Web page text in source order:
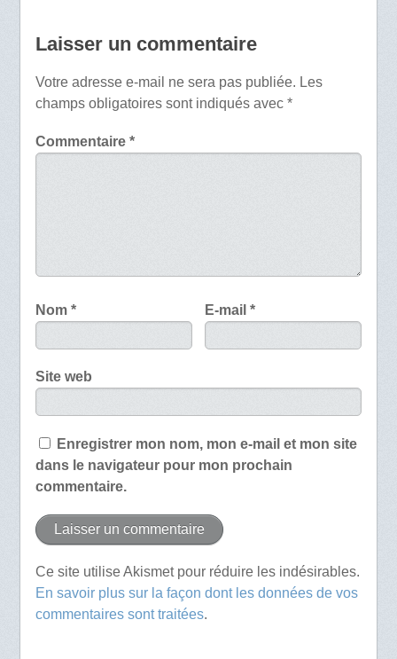
Laisser un commentaire
Votre adresse e-mail ne sera pas publiée. Les
champs obligatoires sont indiqués avec *
Commentaire *
Nom * E-mail*
Site web
Enregistrer mon nom, mon e-mail et mon site
dans le navigateur pour mon prochain
commentaire.
Ce site utilise Akismet pour réduire les indésirables.
En savoir plus sur la façon dont les données de vos
commentaires sont traitées.